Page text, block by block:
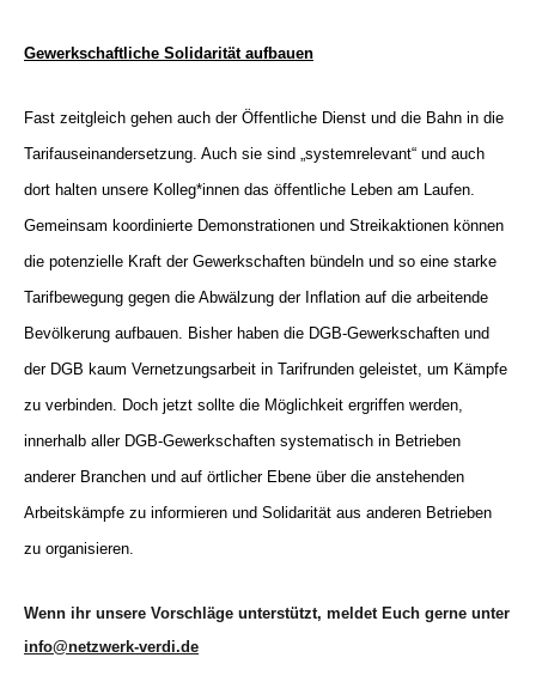
Gewerkschaftliche Solidarität aufbauen
Fast zeitgleich gehen auch der Öffentliche Dienst und die Bahn in die
Tarifauseinandersetzung. Auch sie sind „systemrelevant“ und auch
dort halten unsere Kolleg*innen das öffentliche Leben am Laufen.
Gemeinsam koordinierte Demonstrationen und Streikaktionen können
die potenzielle Kraft der Gewerkschaften bündeln und so eine starke
Tarifbewegung gegen die Abwälzung der Inflation auf die arbeitende
Bevölkerung aufbauen. Bisher haben die DGB-Gewerkschaften und
der DGB kaum Vernetzungsarbeit in Tarifrunden geleistet, um Kämpfe
zu verbinden. Doch jetzt sollte die Möglichkeit ergriffen werden,
innerhalb aller DGB-Gewerkschaften systematisch in Betrieben
anderer Branchen und auf örtlicher Ebene über die anstehenden
Arbeitskämpfe zu informieren und Solidarität aus anderen Betrieben
zu organisieren.
Wenn ihr unsere Vorschläge unterstützt, meldet Euch gerne unter
info@netzwerk-verdi.de